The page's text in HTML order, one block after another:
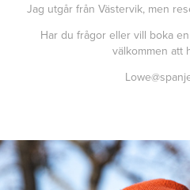
Jag utgår från Västervik, men
Har du frågor eller vill boka
välkommen att